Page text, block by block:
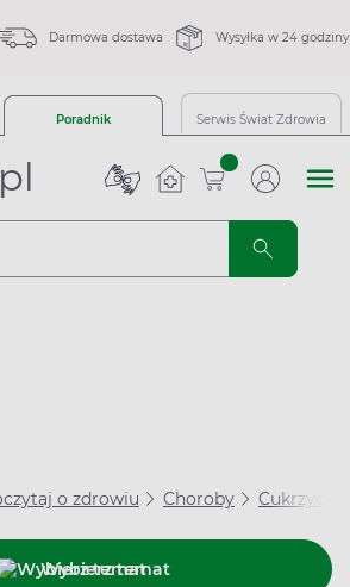
Darmowa dostawa Wysyłka w 24 godziny
Poradnik Serwis Świat Zdrowia
sztuk
o zdrowiu Choroby Cukrzyca
Wybierz temat